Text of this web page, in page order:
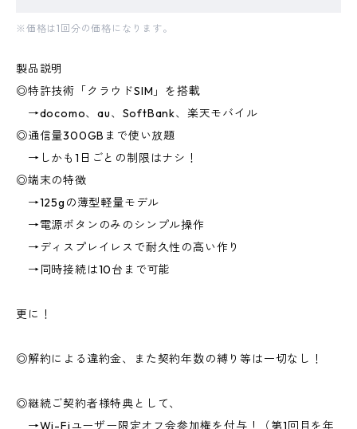
※価格は1回分の価格になります。
製品説明
◎特許技術「クラウドSIM」を搭載
→docomo、au、SoftBank、楽天モバイル
◎通信量300GBまで使い放題
→しかも1日ごとの制限はナシ！
◎端末の特徴
→125gの薄型軽量モデル
→電源ボタンのみのシンプル操作
→ディスプレイレスで耐久性の高い作り
→同時接続は10台まで可能
更に！
◎解約による違約金、また契約年数の縛り等は一切なし！
◎継続ご契約者様特典として、
→Wi-Fiユーザー限定オフ会参加権を付与！（第1回目を年